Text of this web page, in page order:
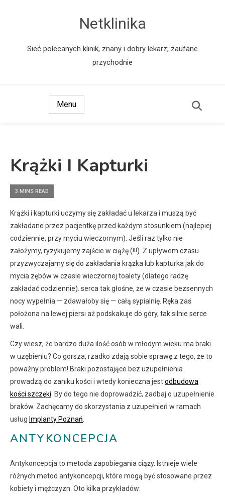
Netklinika
Sieć polecanych klinik, znany i dobry lekarz, zaufane
przychodnie
Menu
Krążki I Kapturki
3 MINS READ
Krążki i kapturki uczymy się zakładać u lekarza i muszą być
zakładane przez pacjentkę przed każdym stosunkiem (najlepiej
codziennie, przy myciu wieczornym). Jeśli raz tylko nie
założymy, ryzykujemy zajście w ciążę (!!!). Z upływem czasu
przyzwyczajamy się do zakładania krążka lub kapturka jak do
mycia zębów w czasie wieczornej toalety (dlatego radzę
zakładać codziennie). serca tak głośne, że w czasie bezsennych
nocy wypełnia — zdawałoby się — całą sypialnię. Ręka zaś
położona na lewej piersi aż podskakuje do góry, tak silnie serce
wali.
Czy wiesz, że bardzo duża ilość osób w młodym wieku ma braki
w uzębieniu? Co gorsza, rzadko zdają sobie sprawę z tego, że to
poważny problem! Braki pozostające bez uzupełnienia
prowadzą do zaniku kości i wtedy konieczna jestodbudowa
kości szczęki . By do tego nie doprowadzić, zadbaj o uzupełnienie
braków. Zachęcamy do skorzystania z uzupełnień w ramach
usług Implanty Poznań
ANTYKONCEPCJA
Antykoncepcja to metoda zapobiegania ciąży. Istnieje wiele
różnych metod antykoncepcji, które mogą być stosowane przez
kobiety i mężczyzn. Oto kilka przykładów: